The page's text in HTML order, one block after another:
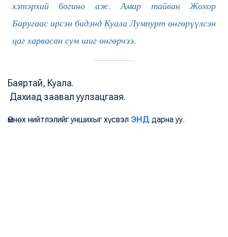
хэтэрхий богино аж. Амар тайван Жохор
Баругаас ирсэн бидэнд Куала Лумпурт өнгөрүүлсэн
цаг харвасан сум шиг өнгөрчээ.
Баяртай, Куала.
Дахиад заавал уулзацгаая.
Өмнөх нийтлэлийг уншихыг хүсвэл ЭНД дарна уу.